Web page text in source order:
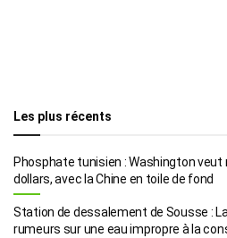
Les plus récents
Phosphate tunisien : Washington veut
dollars, avec la Chine en toile de fond
Station de dessalement de Sousse :
rumeurs sur une eau impropre à la